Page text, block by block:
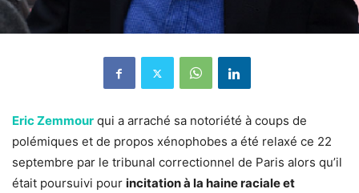
Eric Zemmour qui a arraché sa notoriété à coups de
polémiques et de propos xénophobes a été relaxé ce 22
septembre par le tribunal correctionnel de Paris alors qu’il
était poursuivi pour incitation à la haine raciale et